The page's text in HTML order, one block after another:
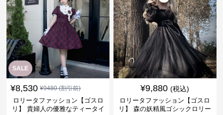
SALE
¥8,530 ¥9480(割引前)
ロリータファッション【ゴスロ
リ】 貴婦人の優雅なティータイ
¥9,880 (税込)
ロリータファッション【ゴスロ
リ】 森の妖精風ゴシックロリー